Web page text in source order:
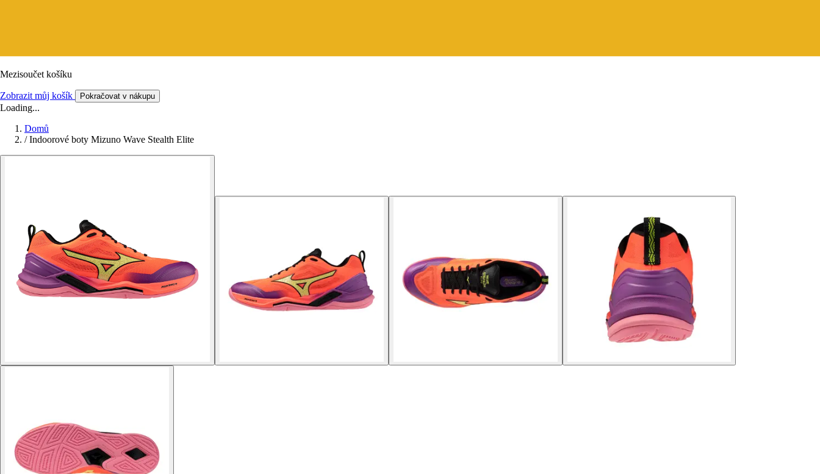
Mezisoučet košíku
Zobrazit můj košík Pokračovat v nákupu
Loading...
Domů
/ Indoorové boty Mizuno Wave Stealth Elite